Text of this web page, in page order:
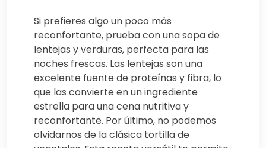
Si prefieres algo un poco más
reconfortante, prueba con una sopa de
lentejas y verduras, perfecta para las
noches frescas. Las lentejas son una
excelente fuente de proteínas y fibra, lo
que las convierte en un ingrediente
estrella para una cena nutritiva y
reconfortante. Por último, no podemos
olvidarnos de la clásica tortilla de